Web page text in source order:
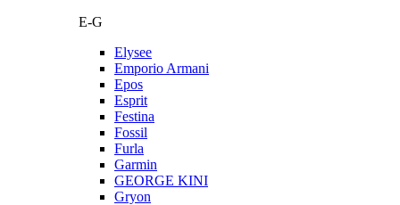
E-G
Elysee
Emporio Armani
Epos
Esprit
Festina
Fossil
Furla
Garmin
GEORGE KINI
Gryon